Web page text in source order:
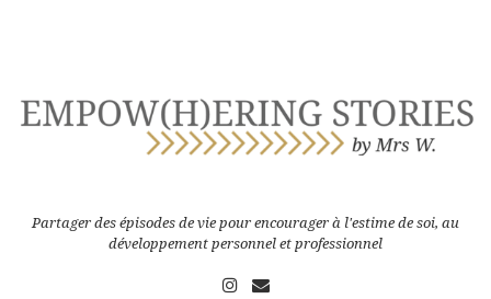
Partager des épisodes de vie pour encourager à l'estime de soi, au
développement personnel et professionnel